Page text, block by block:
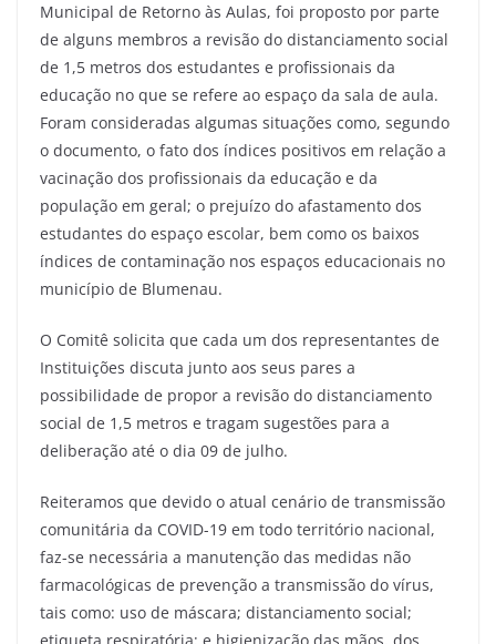
Municipal de Retorno às Aulas, foi proposto por parte
de alguns membros a revisão do distanciamento social
de 1,5 metros dos estudantes e profissionais da
educação no que se refere ao espaço da sala de aula.
Foram consideradas algumas situações como, segundo
o documento, o fato dos índices positivos em relação a
vacinação dos profissionais da educação e da
população em geral; o prejuízo do afastamento dos
estudantes do espaço escolar, bem como os baixos
índices de contaminação nos espaços educacionais no
município de Blumenau.
O Comitê solicita que cada um dos representantes de
Instituições discuta junto aos seus pares a
possibilidade de propor a revisão do distanciamento
social de 1,5 metros e tragam sugestões para a
deliberação até o dia 09 de julho.
Reiteramos que devido o atual cenário de transmissão
comunitária da COVID-19 em todo território nacional,
faz-se necessária a manutenção das medidas não
farmacológicas de prevenção a transmissão do vírus,
tais como: uso de máscara; distanciamento social;